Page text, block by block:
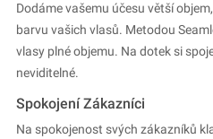
Dodáme vašemu účesu větší
barvu vašich vlasů. Metodou
vlasy plné objemu. Na dotek si
neviditelné.
Spokojení Zákazníci
Na spokojenost svých zákazníků